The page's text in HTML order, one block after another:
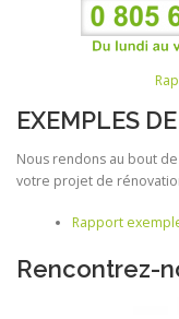
EXEMPLES
Nous rendons au bout
votre projet de
Rapport
Rencontrez-